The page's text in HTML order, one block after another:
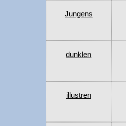
Jungens
dunklen
illustren